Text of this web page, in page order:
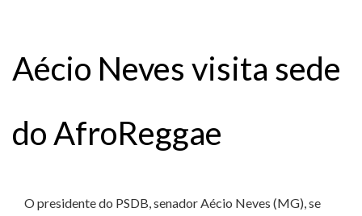
Aécio Neves visita sede
do AfroReggae
O presidente do PSDB, senador Aécio Neves (MG), se